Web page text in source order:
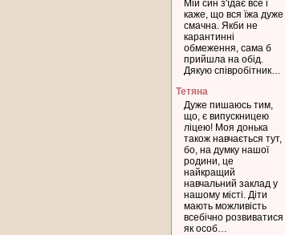
Мій син з'їдає все і
каже, що вся їжа дуже
смачна. Якби не
карантинні
обмеження, сама б
прийшла на обід.
Дякую співробітник…
Тетяна
Дуже пишаюсь тим,
що, є випускницею
ліцею! Моя донька
також навчається тут,
бо, на думку нашої
родини, це
найкращий
навчальний заклад у
нашому місті. Діти
мають можливість
всебічно розвиватися
як особ…